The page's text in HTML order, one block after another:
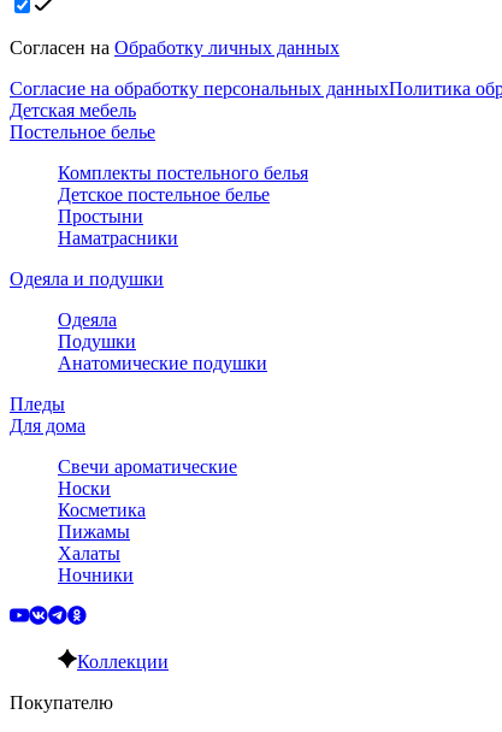
Согласен на Обработку личных данных
Согласие на обработку персональных данныхПолитика
Детская мебель
Постельное белье
Комплекты постельного белья
Детское постельное белье
Простыни
Наматрасники
Одеяла и подушки
Одеяла
Подушки
Анатомические подушки
Пледы
Для дома
Свечи ароматические
Носки
Косметика
Пижамы
Халаты
Ночники
Коллекции
Покупателю